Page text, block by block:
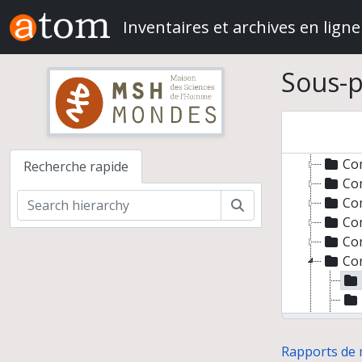
Skip to main content
Inventaires et archives en ligne
Recherche rapide
Rechercher
Sous-
Rapports de